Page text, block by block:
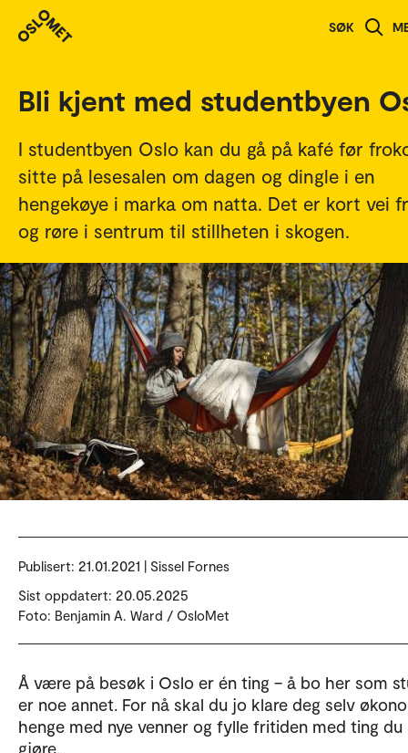
SØK
Studenthistorier
Bli kjent med studentbyen
I studentbyen Oslo kan du gå på kafé før
sitte på lesesalen om dagen og dingle i en
hengekøye i marka om natta. Det er kort vei
og røre i sentrum til stillheten i skogen.
Publisert: 21.01.2021 | Sissel Fornes
Sist oppdatert: 20.05.2025
Foto: Benjamin A. Ward / OsloMet
Å være på besøk i Oslo er én ting – å bo her som
er noe annet. For nå skal du jo klare deg selv
henge med nye venner og fylle fritiden med ting du
gjøre.